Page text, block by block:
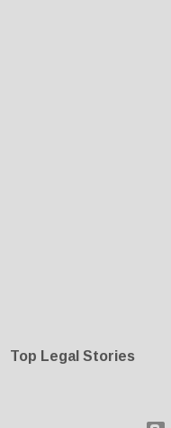
Top Legal Stories